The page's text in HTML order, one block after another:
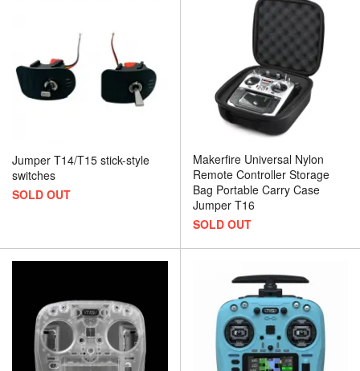
Jumper T14/T15 stick-style
switches
SOLD OUT
Makerfire Universal Nylon
Remote Controller Storage
Bag Portable Carry Case
Jumper T16
SOLD OUT